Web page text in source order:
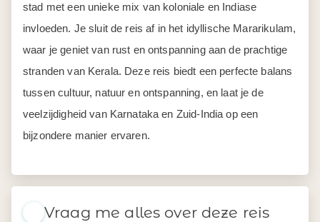
stad met een unieke mix van koloniale en Indiase
invloeden. Je sluit de reis af in het idyllische Mararikulam,
waar je geniet van rust en ontspanning aan de prachtige
stranden van Kerala. Deze reis biedt een perfecte balans
tussen cultuur, natuur en ontspanning, en laat je de
veelzijdigheid van Karnataka en Zuid-India op een
bijzondere manier ervaren.
Vraag me alles over deze reis